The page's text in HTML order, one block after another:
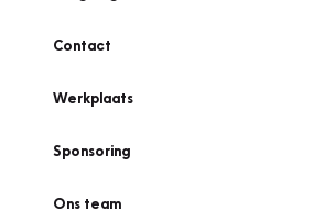
Contact
Werkplaats
Sponsoring
Ons team